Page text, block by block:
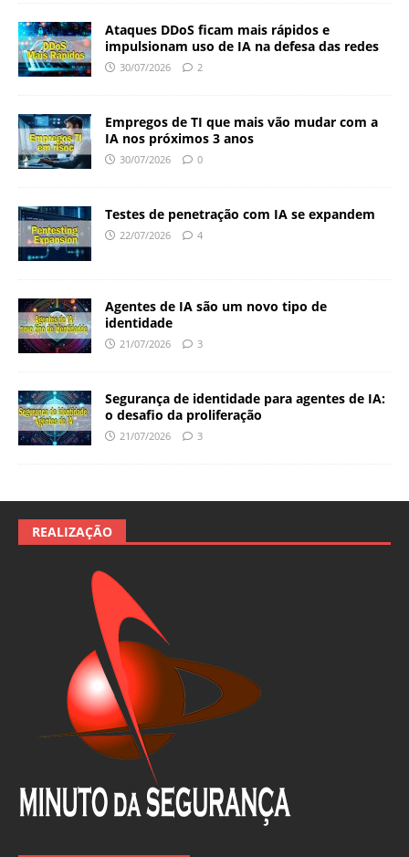
Ataques DDoS ficam mais rápidos e
impulsionam uso de IA na defesa das redes
30/07/2026 2
Empregos de TI que mais vão mudar com a
IA nos próximos 3 anos
30/07/2026 0
Testes de penetração com IA se expandem
22/07/2026 4
Agentes de IA são um novo tipo de
identidade
21/07/2026 3
Segurança de identidade para agentes de IA:
o desafio da proliferação
21/07/2026 3
REALIZAÇÃO